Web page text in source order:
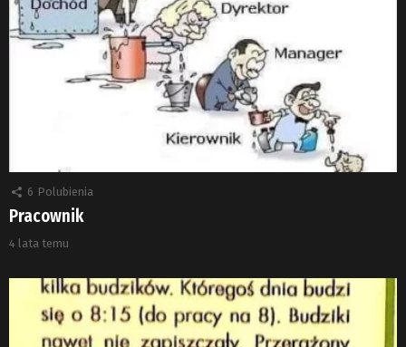
6 Polubienia
Pracownik
4 lata temu